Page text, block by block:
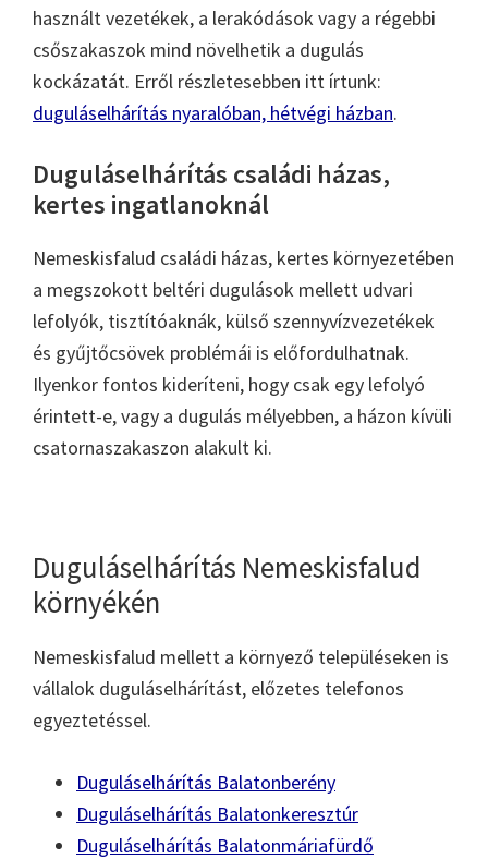
használt vezetékek, a lerakódások vagy a régebbi
csőszakaszok mind növelhetik a dugulás
kockázatát. Erről részletesebben itt írtunk:
duguláselhárítás nyaralóban, hétvégi házban.
Duguláselhárítás családi házas,
kertes ingatlanoknál
Nemeskisfalud családi házas, kertes környezetében
a megszokott beltéri dugulások mellett udvari
lefolyók, tisztítóaknák, külső szennyvízvezetékek
és gyűjtőcsövek problémái is előfordulhatnak.
Ilyenkor fontos kideríteni, hogy csak egy lefolyó
érintett-e, vagy a dugulás mélyebben, a házon kívüli
csatornaszakaszon alakult ki.
Duguláselhárítás Nemeskisfalud
környékén
Nemeskisfalud mellett a környező településeken is
vállalok duguláselhárítást, előzetes telefonos
egyeztetéssel.
Duguláselhárítás Balatonberény
Duguláselhárítás Balatonkeresztúr
Duguláselhárítás Balatonmáriafürdő